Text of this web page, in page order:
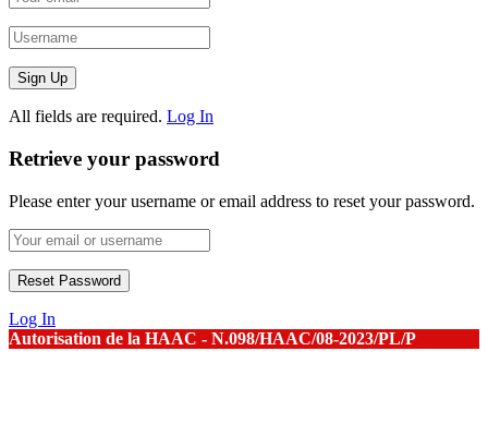
All fields are required. Log In
Retrieve your password
Please enter your username or email address to reset your password.
Log In
Autorisation de la HAAC - N.098/HAAC/08-2023/PL/P